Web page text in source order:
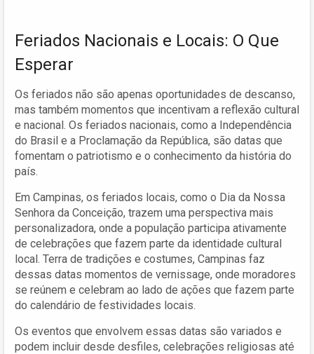
Feriados Nacionais e Locais: O Que
Esperar
Os feriados não são apenas oportunidades de descanso,
mas também momentos que incentivam a reflexão cultural
e nacional. Os feriados nacionais, como a Independência
do Brasil e a Proclamação da República, são datas que
fomentam o patriotismo e o conhecimento da história do
país.
Em Campinas, os feriados locais, como o Dia da Nossa
Senhora da Conceição, trazem uma perspectiva mais
personalizadora, onde a população participa ativamente
de celebrações que fazem parte da identidade cultural
local. Terra de tradições e costumes, Campinas faz
dessas datas momentos de vernissage, onde moradores
se reúnem e celebram ao lado de ações que fazem parte
do calendário de festividades locais.
Os eventos que envolvem essas datas são variados e
podem incluir desde desfiles, celebrações religiosas até